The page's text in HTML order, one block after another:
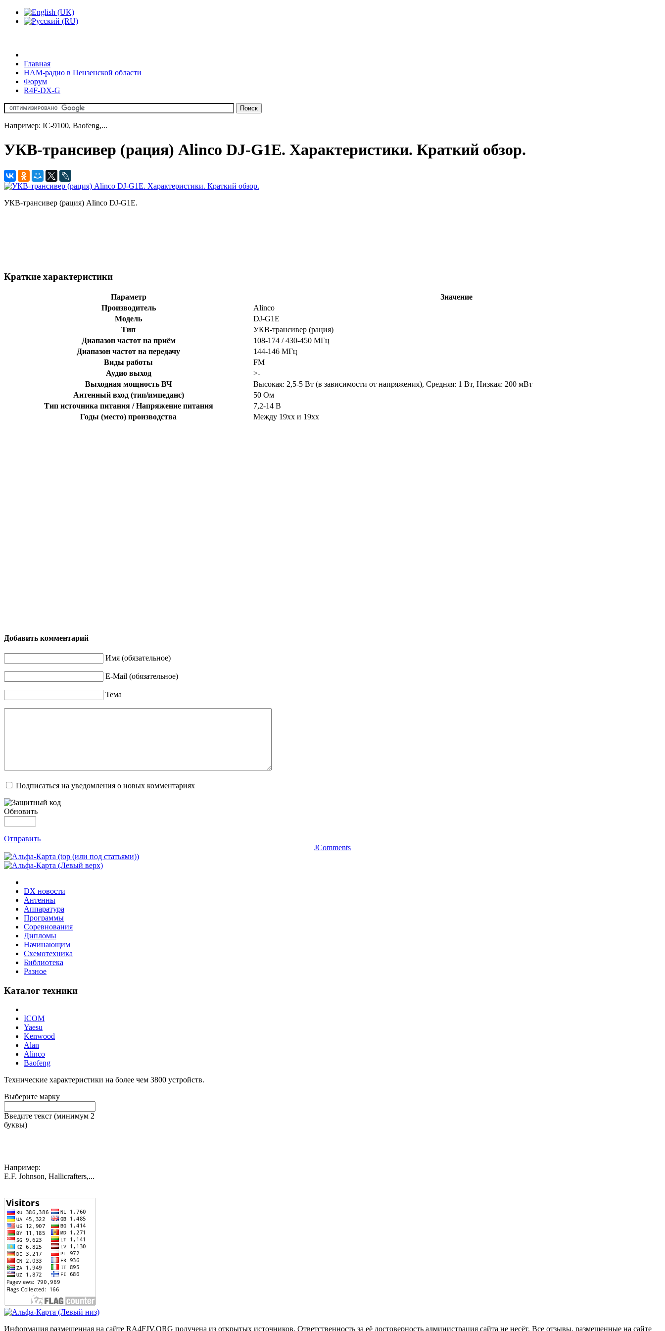
Главная
HAM-радио в Пензенской области
Форум
R4F-DX-G
Например: IC-9100, Baofeng,...
УКВ-трансивер (рация) Alinco DJ-G1E. Характеристики. Краткий обзор.
УКВ-трансивер (рация) Alinco DJ-G1E.
Краткие характеристики
Параметр
Значение
Производитель
Alinco
Модель
DJ-G1E
Тип
УКВ-трансивер (рация)
Диапазон частот на приём
108-174 / 430-450 МГц
Диапазон частот на передачу
144-146 МГц
Виды работы
FM
Аудио выход
>-
Выходная мощность ВЧ
Высокая: 2,5-5 Вт (в зависимости от напряжения), Средняя: 1 Вт, Низкая: 200 мВт
Антенный вход (тип/импеданс)
50 Ом
Тип источника питания / Напряжение питания
7,2-14 В
Годы (место) производства
Между 19xx и 19xx
Добавить комментарий
Имя (обязательное)
E-Mail (обязательное)
Тема
Подписаться на уведомления о новых комментариях
Обновить
Отправить
JComments
DX новости
Антенны
Аппаратура
Программы
Соревнования
Дипломы
Начинающим
Схемотехника
Библиотека
Разное
Каталог техники
ICOM
Yaesu
Kenwood
Alan
Alinco
Baofeng
Технические характеристики на более чем 3800 устройств.
Выберите марку
Введите текст (минимум 2
буквы)
Например:
E.F. Johnson, Hallicrafters,...
Информация размещенная на сайте RA4FJV.ORG получена из открытых источников. Ответственность за её достоверность администрация сайта не несёт. Все отзывы, размещенные на сайте